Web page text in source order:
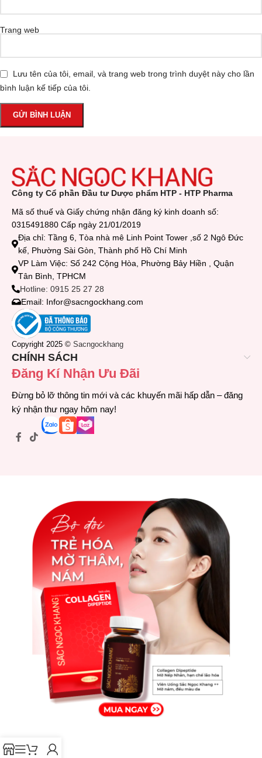
Trang web
Lưu tên của tôi, email, và trang web trong trình duyệt này cho lần
bình luận kế tiếp của tôi.
Công ty Cổ phần Đầu tư Dược phẩm HTP - HTP Pharma
Mã số thuế và Giấy chứng nhận đăng ký kinh doanh số:
0315491880 Cấp ngày 21/01/2019
Địa chỉ: Tầng 6, Tòa nhà mê Linh Point Tower ,số 2 Ngô Đức
kế, Phường Sài Gòn, Thành phố Hồ Chí Minh
VP Làm Việc: Số 242 Cộng Hòa, Phường Bảy Hiền , Quận
Tân Bình, TPHCM
Hotline: 0915 25 27 28
Email: Infor@sacngockhang.com
Copyright 2025 © Sacngockhang
CHÍNH SÁCH
Đăng Kí Nhận Ưu Đãi
Đừng bỏ lỡ thông tin mới và các khuyến mãi hấp dẫn – đăng
ký nhận thư ngay hôm nay!